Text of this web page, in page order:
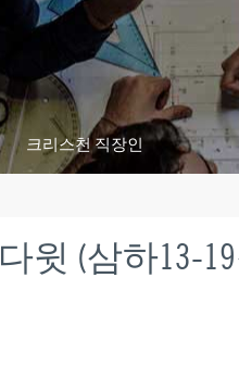
크리스천 직장인
윗 (삼하13-